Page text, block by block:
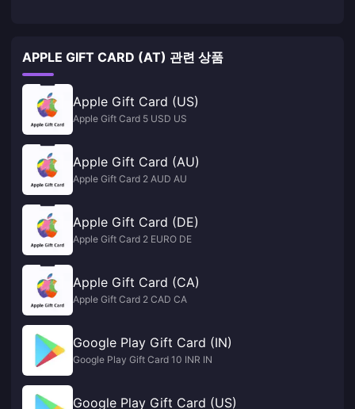
APPLE GIFT CARD (AT) 관련 상품
Apple Gift Card (US)
Apple Gift Card 5 USD US
Apple Gift Card (AU)
Apple Gift Card 2 AUD AU
Apple Gift Card (DE)
Apple Gift Card 2 EURO DE
Apple Gift Card (CA)
Apple Gift Card 2 CAD CA
Google Play Gift Card (IN)
Google Play Gift Card 10 INR IN
Google Play Gift Card (US)